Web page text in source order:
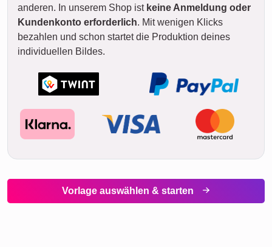
anderen. In unserem Shop ist keine Anmeldung oder
Kundenkonto erforderlich. Mit wenigen Klicks
bezahlen und schon startet die Produktion deines
individuellen Bildes.
Vorlage auswählen & starten